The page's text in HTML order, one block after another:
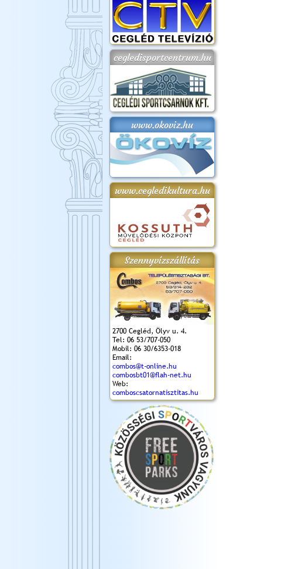
cegledisportcentrum.hu
www.okoviz.hu
www.cegledikultura.hu
Szennyvízszállítás
2700 Cegléd, Ölyv u. 4.
Tel: 06 53/707-050
Mobil: 06 30/6353-018
Email:
combos@t-online.hu
combosbt01@flah-net.hu
Web:
comboscsatornatisztitas.hu
Városnapok 2018.
Kossuth Toborzó
Ünnepély
Szent István Ünnepe
(2017. 08. 20.)